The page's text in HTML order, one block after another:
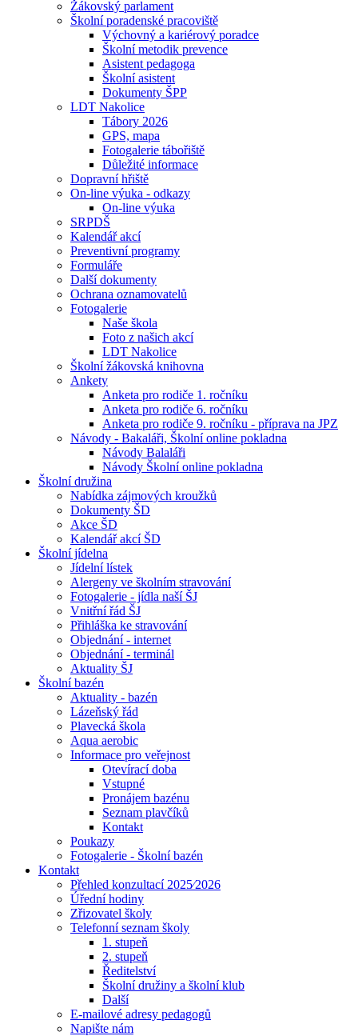
Žákovský parlament
Školní poradenské pracoviště
Výchovný a kariérový poradce
Školní metodik prevence
Asistent pedagoga
Školní asistent
Dokumenty ŠPP
LDT Nakolice
Tábory 2026
GPS, mapa
Fotogalerie tábořiště
Důležité informace
Dopravní hřiště
On-line výuka - odkazy
On-line výuka
SRPDŠ
Kalendář akcí
Preventivní programy
Formuláře
Další dokumenty
Ochrana oznamovatelů
Fotogalerie
Naše škola
Foto z našich akcí
LDT Nakolice
Školní žákovská knihovna
Ankety
Anketa pro rodiče 1. ročníku
Anketa pro rodiče 6. ročníku
Anketa pro rodiče 9. ročníku - příprava na JPZ
Návody - Bakaláři, Školní online pokladna
Návody Balaláři
Návody Školní online pokladna
Školní družina
Nabídka zájmových kroužků
Dokumenty ŠD
Akce ŠD
Kalendář akcí ŠD
Školní jídelna
Jídelní lístek
Alergeny ve školním stravování
Fotogalerie - jídla naší ŠJ
Vnitřní řád ŠJ
Přihláška ke stravování
Objednání - internet
Objednání - terminál
Aktuality ŠJ
Školní bazén
Aktuality - bazén
Lázeňský řád
Plavecká škola
Aqua aerobic
Informace pro veřejnost
Otevírací doba
Vstupné
Pronájem bazénu
Seznam plavčíků
Kontakt
Poukazy
Fotogalerie - Školní bazén
Kontakt
Přehled konzultací 2025⁄2026
Úřední hodiny
Zřizovatel školy
Telefonní seznam školy
1. stupeň
2. stupeň
Ředitelství
Školní družiny a školní klub
Další
E-mailové adresy pedagogů
Napište nám